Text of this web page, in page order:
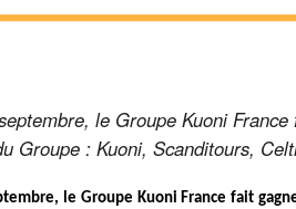
le Groupe Kuoni
Groupe : Kuoni, Scanditours,
le Groupe Kuoni France fait